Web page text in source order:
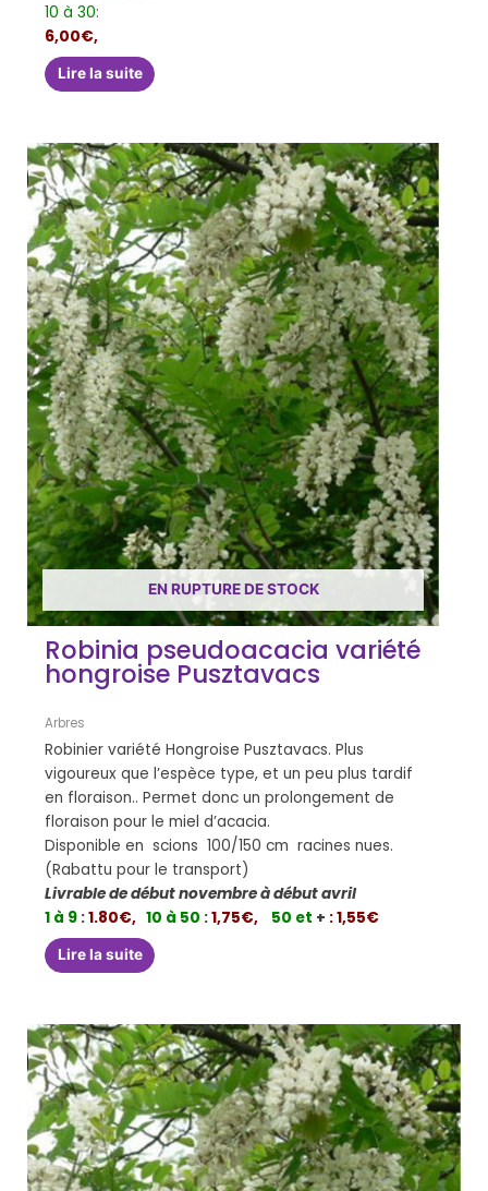
10 à 30:
6,00€,
Lire la suite
EN RUPTURE DE STOCK
Robinia pseudoacacia variété
hongroise Pusztavacs
Arbres
Robinier variété Hongroise Pusztavacs. Plus
vigoureux que l’espèce type, et un peu plus tardif
en floraison.. Permet donc un prolongement de
floraison pour le miel d’acacia.
Disponible en scions 100/150 cm racines nues.
(Rabattu pour le transport)
Livrable de début novembre à début avril
1 à 9 :1.80€, 10 à 50 :1,75€, 50 et + : 1,55€
Lire la suite